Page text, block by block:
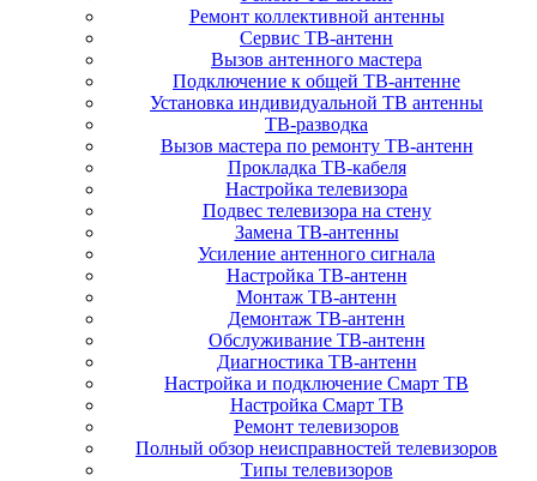
Ремонт коллективной антенны
Сервис ТВ-антенн
Вызов антенного мастера
Подключение к общей ТВ-антенне
Установка индивидуальной ТВ антенны
ТВ-разводка
Вызов мастера по ремонту ТВ-антенн
Прокладка ТВ-кабеля
Настройка телевизора
Подвес телевизора на стену
Замена ТВ-антенны
Усиление антенного сигнала
Настройка ТВ-антенн
Монтаж ТВ-антенн
Демонтаж ТВ-антенн
Обслуживание ТВ-антенн
Диагностика ТВ-антенн
Настройка и подключение Смарт ТВ
Настройка Смарт ТВ
Ремонт телевизоров
Полный обзор неисправностей телевизоров
Типы телевизоров